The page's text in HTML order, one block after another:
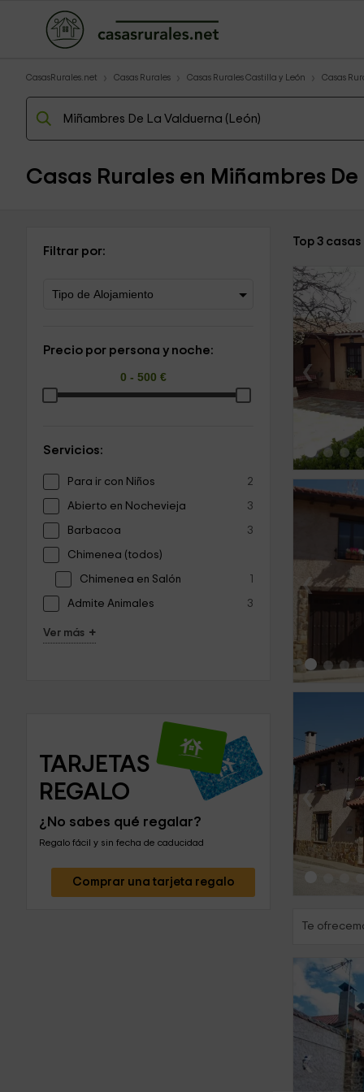
CasasRurales.net Casas Rurales Casas Rurales Castilla y León Casas
Casas Rurales en Miñambres
Filtrar por:
Precio por persona y noche:
Servicios:
Para ir con Niños 2
Abierto en Nochevieja 3
Barbacoa 3
Chimenea (todos)
Chimenea en Salón 1
Admite Animales 3
Ver más +
TARJETAS
REGALO
¿No sabes qué regalar?
Regalo fácil y sin fecha de caducidad
Comprar una tarjeta regalo
Top 3
‹
‹
‹
Te
‹